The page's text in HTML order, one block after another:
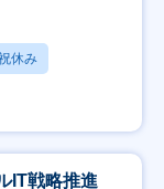
休み
IT戦略推進